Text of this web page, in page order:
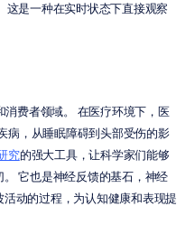
这是一种在实时状态下直接观察
消费者领域。 在医疗环境下，医
病，从睡眠障碍到头部受伤的影
究的强大工具，让科学家们能够
它也是神经反馈的基石，神经
动的过程，为认知健康和表现提